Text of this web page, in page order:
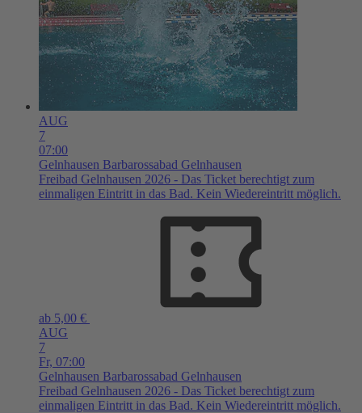
AUG
7
07:00
Gelnhausen Barbarossabad Gelnhausen
Freibad Gelnhausen 2026 - Das Ticket berechtigt zum
einmaligen Eintritt in das Bad. Kein Wiedereintritt möglich.
ab 5,00 €
AUG
7
Fr, 07:00
Gelnhausen Barbarossabad Gelnhausen
Freibad Gelnhausen 2026 - Das Ticket berechtigt zum
einmaligen Eintritt in das Bad. Kein Wiedereintritt möglich.